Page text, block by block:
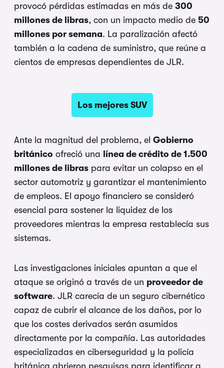
provocó pérdidas estimadas en más de 300
millones de libras, con un impacto medio de 50
millones por semana. La paralización afectó
también a la cadena de suministro, que reúne a
cientos de empresas dependientes de JLR.
Los mejores SUV
Ante la magnitud del problema, el Gobierno
británico ofreció una línea de crédito de 1.500
millones de libras para evitar un colapso en el
sector automotriz y garantizar el mantenimiento
de empleos. El apoyo financiero se consideró
esencial para sostener la liquidez de los
proveedores mientras la empresa restablecía sus
sistemas.
Las investigaciones iniciales apuntan a que el
ataque se originó a través de un proveedor de
software. JLR carecía de un seguro cibernético
capaz de cubrir el alcance de los daños, por lo
que los costes derivados serán asumidos
directamente por la compañía. Las autoridades
especializadas en ciberseguridad y la policía
británica abrieron pesquisas para identificar a